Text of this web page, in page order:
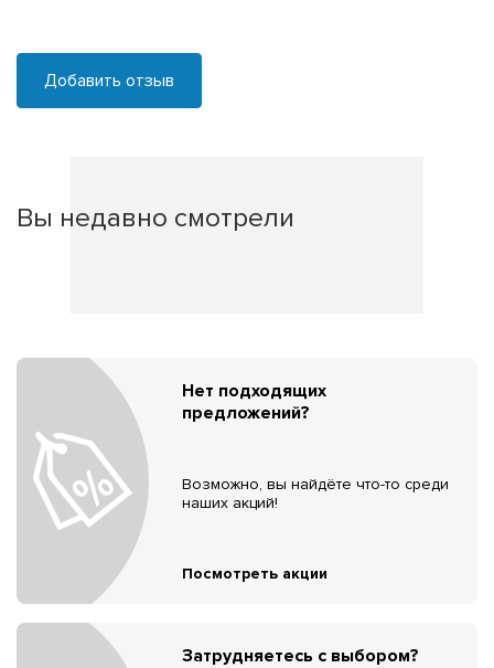
Добавить отзыв
Вы недавно смотрели
Нет подходящих
предложений?
Возможно, вы найдёте что-то среди
наших акций!
Посмотреть акции
Затрудняетесь с выбором?